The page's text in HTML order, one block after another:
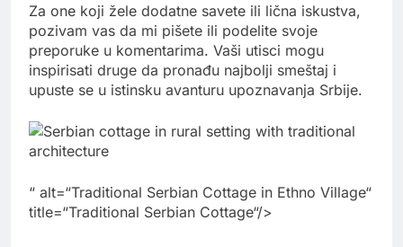
Za one koji žele dodatne savete ili lična iskustva,
pozivam vas da mi pišete ili podelite svoje
preporuke u komentarima. Vaši utisci mogu
inspirisati druge da pronađu najbolji smeštaj i
upuste se u istinsku avanturu upoznavanja Srbije.
“ alt=“Traditional Serbian Cottage in Ethno Village“
title=“Traditional Serbian Cottage“/>